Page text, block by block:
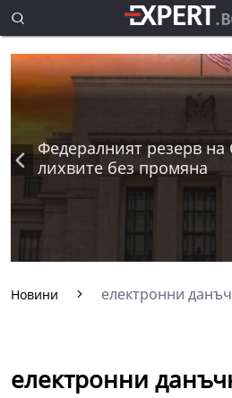
Федералният резерв
лихвите без промяна
Новини електронни
електронни